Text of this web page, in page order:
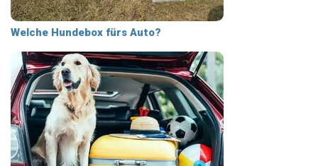
Welche Hundebox fürs Auto?